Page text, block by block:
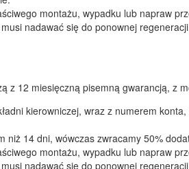
montażu, wypadku lub napraw
nadawać się do ponownej
12 miesięczną pisemną gwarancją, z
kierowniczej, wraz z numerem
niż 14 dni, wówczas zwracamy 50%
montażu, wypadku lub napraw
nadawać się do ponownej